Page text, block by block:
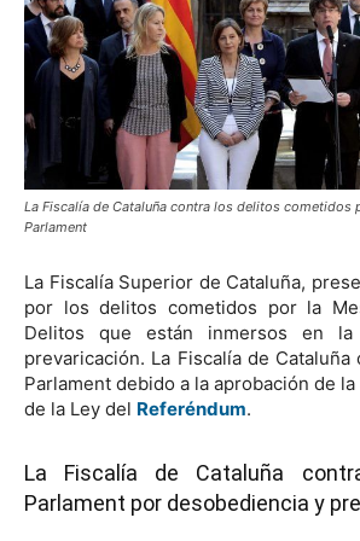
La Fiscalía de Cataluña contra los delitos cometidos
Parlament
La Fiscalía Superior de Cataluña,
por los delitos cometidos por la
Delitos que están inmersos en la
prevaricación. La Fiscalía de
Parlament debido a la aprobación de
de la Ley del Referéndum.
La Fiscalía de Cataluña
Parlament por desobediencia y